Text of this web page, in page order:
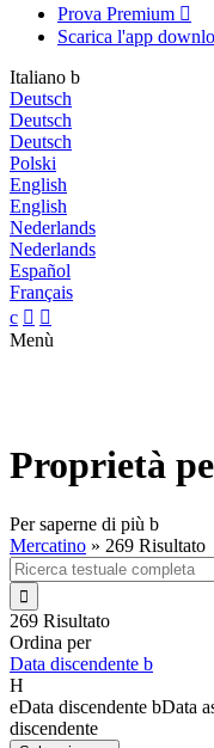
Prova Premium 
Scarica l'app
Italiano b
Deutsch
Deutsch
Deutsch
Polski
English
English
Nederlands
Nederlands
Español
Français
c  
Menù
Proprietà
Per saperne di più b
Mercatino » 269 Risultato

269 Risultato
Ordina per
Data discendente b
H
eData discendente bData
discendente